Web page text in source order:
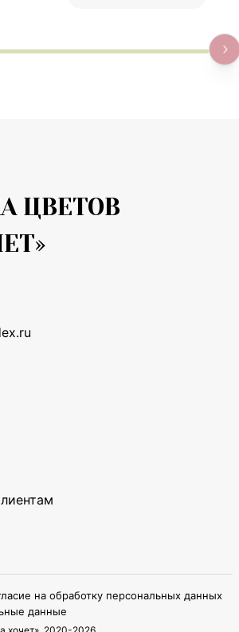
ЦВЕТОВ
на обработку персональных данных
данные